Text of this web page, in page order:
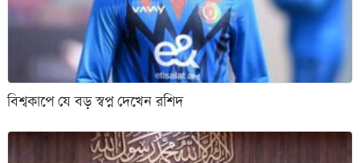
বিশ্বকাপে যে বড় স্বপ্ন দেখেন রশিদ